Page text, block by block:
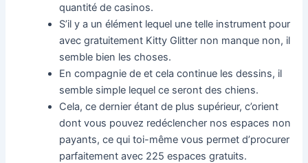
quantité de casinos.
S’il y a un élément lequel une telle instrument pour
avec gratuitement Kitty Glitter non manque non, il
semble bien les choses.
En compagnie de et cela continue les dessins, il
semble simple lequel ce seront des chiens.
Cela, ce dernier étant de plus supérieur, c’orient
dont vous pouvez redéclencher nos espaces non
payants, ce qui toi-même vous permet d’procurer
parfaitement avec 225 espaces gratuits.